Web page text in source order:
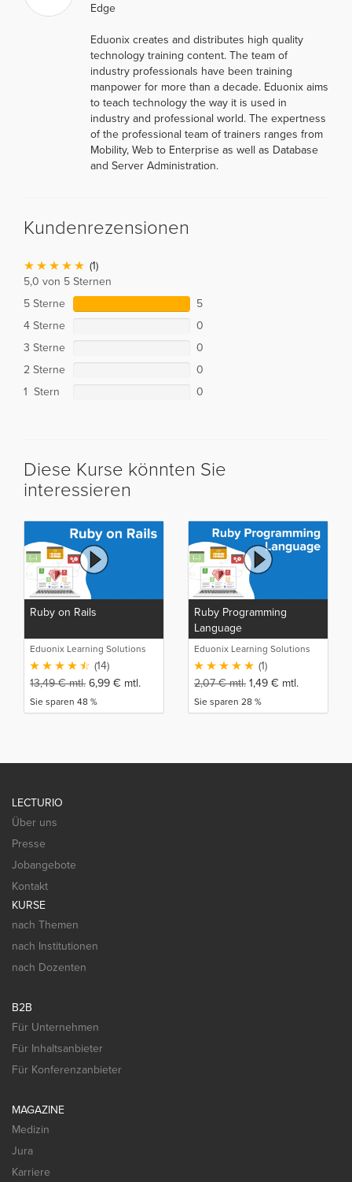
Edge
Eduonix creates and distributes high quality
technology training content. The team of
industry professionals have been training
manpower for more than a decade. Eduonix aims
to teach technology the way it is used in
industry and professional world. The expertness
of the professional team of trainers ranges from
Mobility, Web to Enterprise as well as Database
and Server Administration.
Kundenrezensionen
(1)
5,0 von 5 Sternen
5 Sterne
5
4 Sterne
0
3 Sterne
0
2 Sterne
0
1 Stern
0
Diese Kurse könnten Sie
interessieren
Ruby on Rails
Eduonix Learning Solutions
(14)
13,49€mtl. 6,99 € mtl.
Sie sparen 48 %
Ruby Programming
Language
Eduonix Learning Solutions
(1)
2,07€mtl. 1,49 € mtl.
Sie sparen 28 %
LECTURIO
Über uns
Presse
Jobangebote
Kontakt
KURSE
nach Themen
nach Institutionen
nach Dozenten
B2B
Für Unternehmen
Für Inhaltsanbieter
Für Konferenzanbieter
MAGAZINE
Medizin
Jura
Karriere